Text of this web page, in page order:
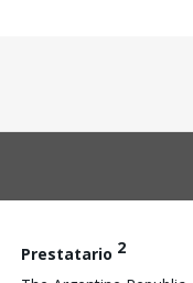
Prestatario 2